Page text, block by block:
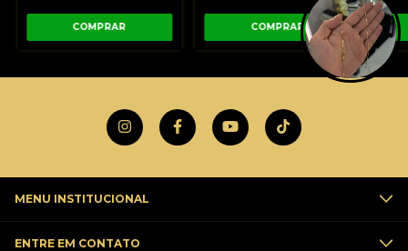
COMPRAR
MENU INSTITUCIONAL
ENTRE EM CONTATO